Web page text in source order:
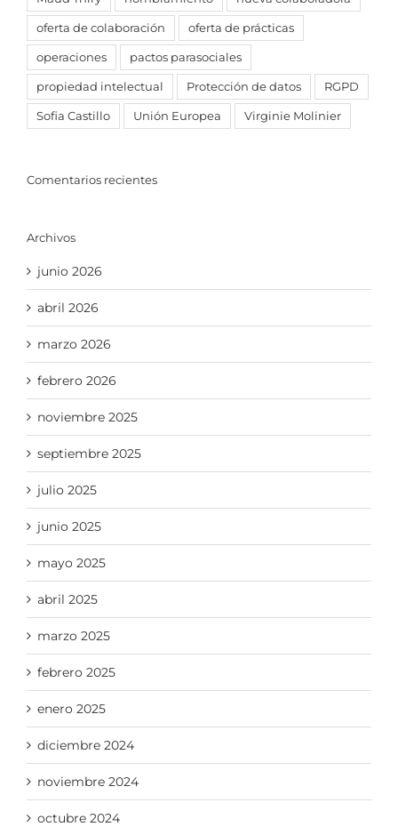
oferta de colaboración oferta de prácticas
operaciones pactos parasociales
propiedad intelectual Protección de datos RGPD
Sofia Castillo Unión Europea Virginie Molinier
Comentarios recientes
Archivos
junio 2026
abril 2026
marzo 2026
febrero 2026
noviembre 2025
septiembre 2025
julio 2025
junio 2025
mayo 2025
abril 2025
marzo 2025
febrero 2025
enero 2025
diciembre 2024
noviembre 2024
octubre 2024